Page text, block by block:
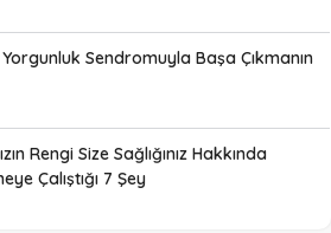
Sendromuyla Başa Çıkmanın
Rengi Size Sağlığınız Hakkında
Çalıştığı 7 Şey